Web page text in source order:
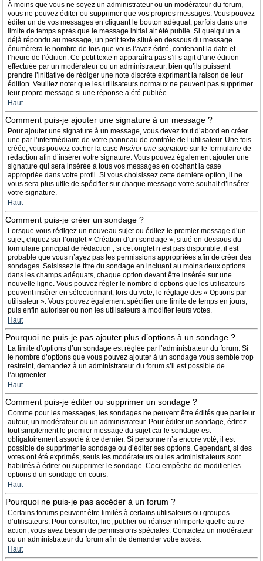
À moins que vous ne soyez un administrateur ou un modérateur du forum,
vous ne pouvez éditer ou supprimer que vos propres messages. Vous pouvez
éditer un de vos messages en cliquant le bouton adéquat, parfois dans une
limite de temps après que le message initial ait été publié. Si quelqu’un a
déjà répondu au message, un petit texte situé en dessous du message
énumèrera le nombre de fois que vous l’avez édité, contenant la date et
l’heure de l’édition. Ce petit texte n’apparaîtra pas s’il s’agit d’une édition
effectuée par un modérateur ou un administrateur, bien qu’ils puissent
prendre l’initiative de rédiger une note discrète exprimant la raison de leur
édition. Veuillez noter que les utilisateurs normaux ne peuvent pas supprimer
leur propre message si une réponse a été publiée.
Haut
Comment puis-je ajouter une signature à un message ?
Pour ajouter une signature à un message, vous devez tout d’abord en créer
une par l’intermédiaire de votre panneau de contrôle de l’utilisateur. Une fois
créée, vous pouvez cocher la case Insérer une signature sur le formulaire de
rédaction afin d’insérer votre signature. Vous pouvez également ajouter une
signature qui sera insérée à tous vos messages en cochant la case
appropriée dans votre profil. Si vous choisissez cette dernière option, il ne
vous sera plus utile de spécifier sur chaque message votre souhait d’insérer
votre signature.
Haut
Comment puis-je créer un sondage ?
Lorsque vous rédigez un nouveau sujet ou éditez le premier message d’un
sujet, cliquez sur l’onglet « Création d’un sondage », situé en-dessous du
formulaire principal de rédaction ; si cet onglet n’est pas disponible, il est
probable que vous n’ayez pas les permissions appropriées afin de créer des
sondages. Saisissez le titre du sondage en incluant au moins deux options
dans les champs adéquats, chaque option devant être insérée sur une
nouvelle ligne. Vous pouvez régler le nombre d’options que les utilisateurs
peuvent insérer en sélectionnant, lors du vote, le réglage des « Options par
utilisateur ». Vous pouvez également spécifier une limite de temps en jours,
puis enfin autoriser ou non les utilisateurs à modifier leurs votes.
Haut
Pourquoi ne puis-je pas ajouter plus d’options à un sondage ?
La limite d’options d’un sondage est réglée par l’administrateur du forum. Si
le nombre d’options que vous pouvez ajouter à un sondage vous semble trop
restreint, demandez à un administrateur du forum s’il est possible de
l’augmenter.
Haut
Comment puis-je éditer ou supprimer un sondage ?
Comme pour les messages, les sondages ne peuvent être édités que par leur
auteur, un modérateur ou un administrateur. Pour éditer un sondage, éditez
tout simplement le premier message du sujet car le sondage est
obligatoirement associé à ce dernier. Si personne n’a encore voté, il est
possible de supprimer le sondage ou d’éditer ses options. Cependant, si des
votes ont été exprimés, seuls les modérateurs ou les administrateurs sont
habilités à éditer ou supprimer le sondage. Ceci empêche de modifier les
options d’un sondage en cours.
Haut
Pourquoi ne puis-je pas accéder à un forum ?
Certains forums peuvent être limités à certains utilisateurs ou groupes
d’utilisateurs. Pour consulter, lire, publier ou réaliser n’importe quelle autre
action, vous avez besoin de permissions spéciales. Contactez un modérateur
ou un administrateur du forum afin de demander votre accès.
Haut